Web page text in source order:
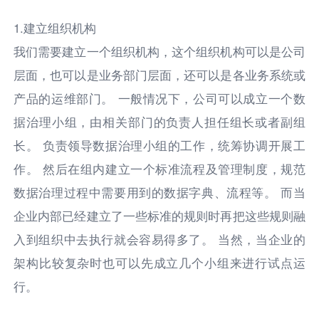
1.建立组织机构
我们需要建立一个组织机构，这个组织机构可以是公司
层面，也可以是业务部门层面，还可以是各业务系统或
产品的运维部门。 一般情况下，公司可以成立一个数
据治理小组，由相关部门的负责人担任组长或者副组
长。 负责领导数据治理小组的工作，统筹协调开展工
作。 然后在组内建立一个标准流程及管理制度，规范
数据治理过程中需要用到的数据字典、流程等。 而当
企业内部已经建立了一些标准的规则时再把这些规则融
入到组织中去执行就会容易得多了。 当然，当企业的
架构比较复杂时也可以先成立几个小组来进行试点运
行。